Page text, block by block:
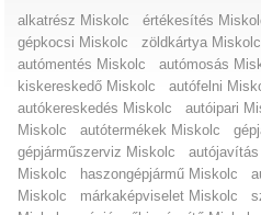
alkatrész Miskolc értékesítés
gépkocsi Miskolc
zöldkártya Miskolc
autómentés Miskolc
autómosás
kiskereskedő Miskolc
autófelni
autókereskedés Miskolc
autóipari
Miskolc
autótermékek Miskolc
gépjárműszerviz Miskolc
Miskolc
haszongépjármű Miskolc
Miskolc
márkaképviselet Miskolc